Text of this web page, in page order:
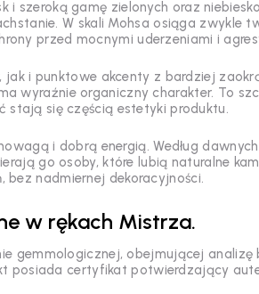
szeroką gamę zielonych oraz
W skali Mohsa osiąga zwykle
przed mocnymi uderzeniami i
i punktowe akcenty z bardziej
wyraźnie organiczny charakter. To
stają się częścią estetyki produktu.
i dobrą energią. Według
go osoby, które lubią naturalne
bez nadmiernej dekoracyjności.
w rękach Mistrza.
gemmologicznej, obejmującej
posiada certyfikat potwierdzający